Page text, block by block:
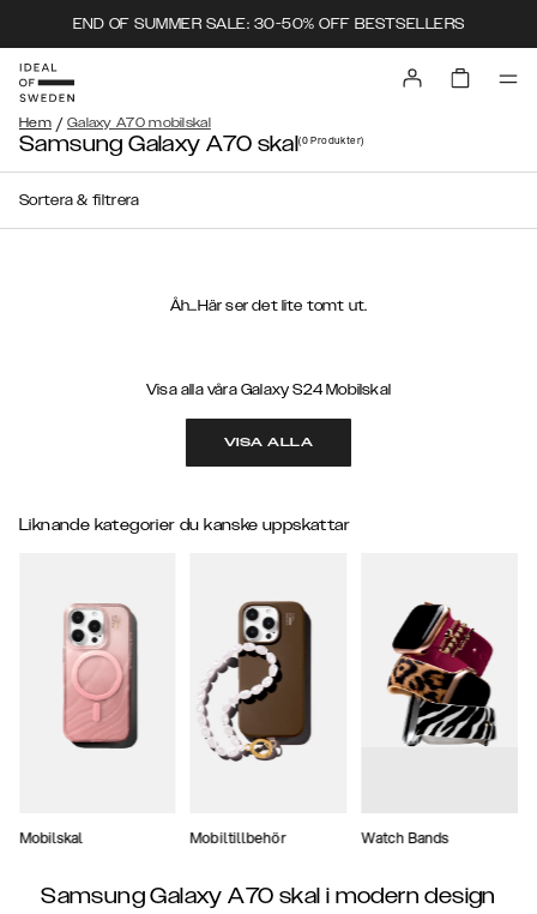
END OF SUMMER SALE: 30-50% OFF BESTSELLERS
Hem / Galaxy A70 mobilskal
Samsung Galaxy A70 skal(0Produkter)
Sortera & filtrera
Åh...Här ser det lite tomt ut.
Visa alla våra Galaxy S24 Mobilskal
VISA ALLA
Liknande kategorier du kanske uppskattar
Mobilskal Mobiltillbehör Watch Bands
Samsung Galaxy A70 skal i modern design